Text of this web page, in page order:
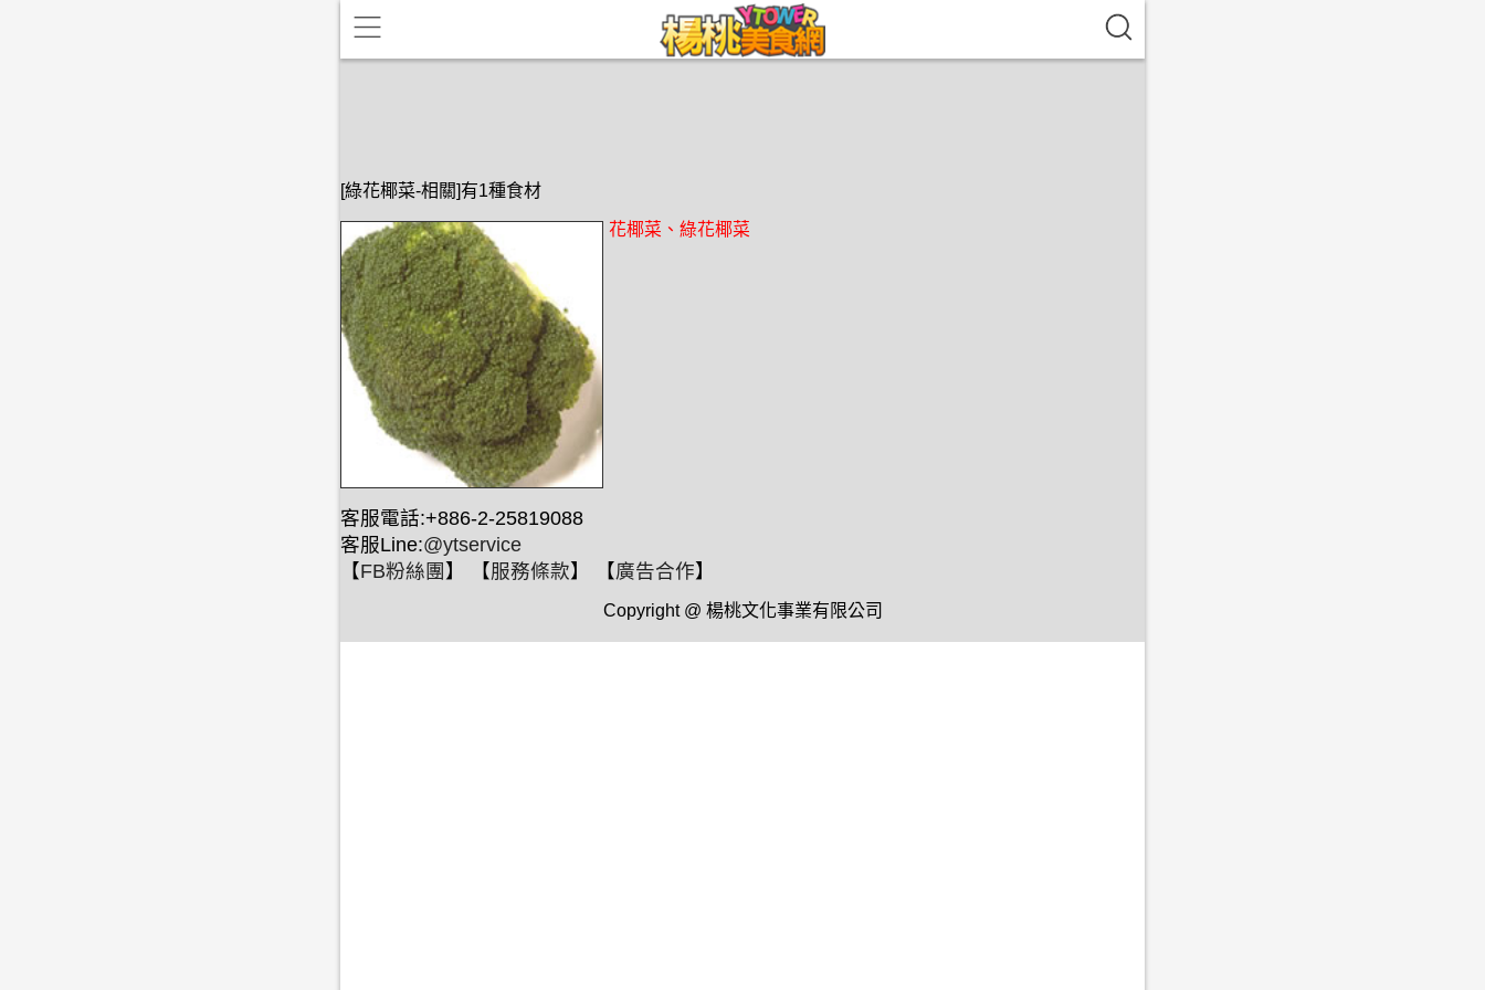
[綠花椰菜-相關]有1種食材
花椰菜、綠花椰菜
客服電話:+886-2-25819088
客服Line:@ytservice
【FB粉絲團 】 【服務條款】 【廣告合作】
Copyright @ 楊桃文化事業有限公司